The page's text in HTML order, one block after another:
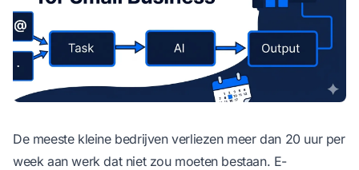
De meeste kleine bedrijven verliezen meer dan 20 uur per
week aan werk dat niet zou moeten bestaan. E-